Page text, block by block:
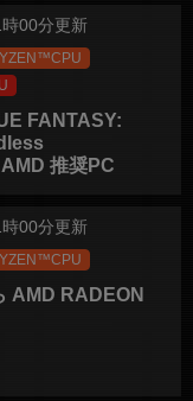
00分更新
FANTASY:
推奨PC
00分更新
AMD RADEON